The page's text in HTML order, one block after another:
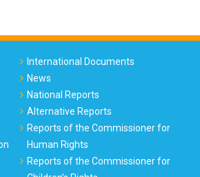
International Documents
News
National Reports
Alternative Reports
Reports of the Commissioner for
Human Rights
Reports of the Commissioner for